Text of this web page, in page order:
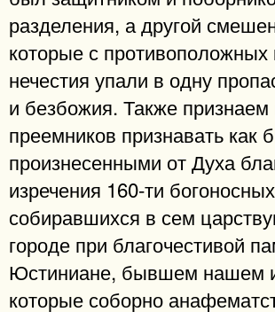
разделения, а другой
которые с противоположных
нечестия упали в одну
и безбожия. Также
преемников признавать как
произнесенными от Духа
изречения 160-ти
собиравшихся в сем
городе при благочестивой
Юстиниане, бывшем нашем
которые соборно